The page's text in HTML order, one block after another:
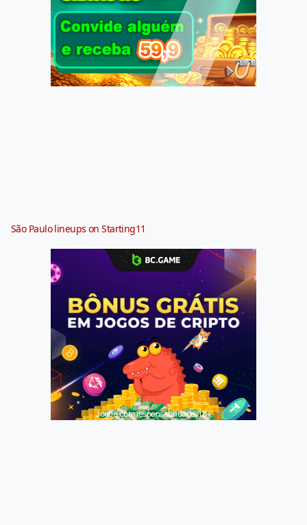
São Paulo lineups on Starting11
Jogue com responsabilidade. 18+